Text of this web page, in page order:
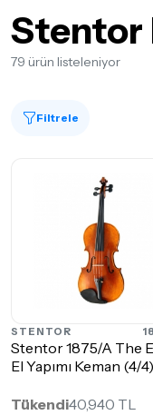
Stentor
79 ürün listeleniyor
Filtrele
STENTOR
Stentor 1875/A The
El Yapımı Keman (4/4)
Tükendi40,940 TL